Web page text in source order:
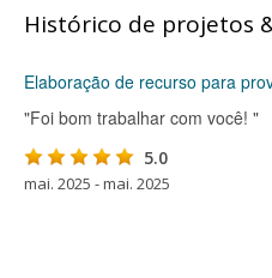
Histórico de projetos
Elaboração de recurso para
"Foi bom trabalhar com você! "
5.0
mai. 2025 - mai. 2025